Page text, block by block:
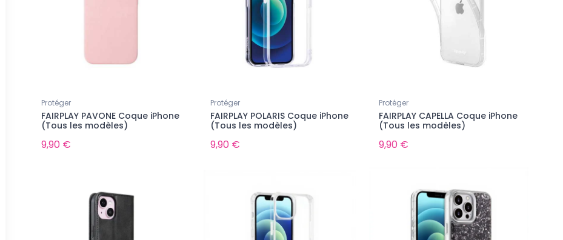
Indisponible pour le moment...
Indisponible pour le moment...
Nouveau
Protéger
FAIRPLAY PAVONE Coque iPhone
(Tous les modèles)
9,90 €
Protéger
FAIRPLAY POLARIS Coque iPhone
(Tous les modèles)
9,90 €
Protéger
FAIRPLAY CAPELLA Coque iPhone
(Tous les modèles)
9,90 €